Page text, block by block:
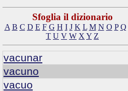
Sfoglia il dizionario
A B C D E F G H I J K L M N O P Q
T U V W X Y Z
vacunar
vacuno
vacuo